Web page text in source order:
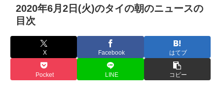
2020年6月2日(火)のタイの朝のニュースの
目次
X Facebook はてブ
Pocket LINE コピー